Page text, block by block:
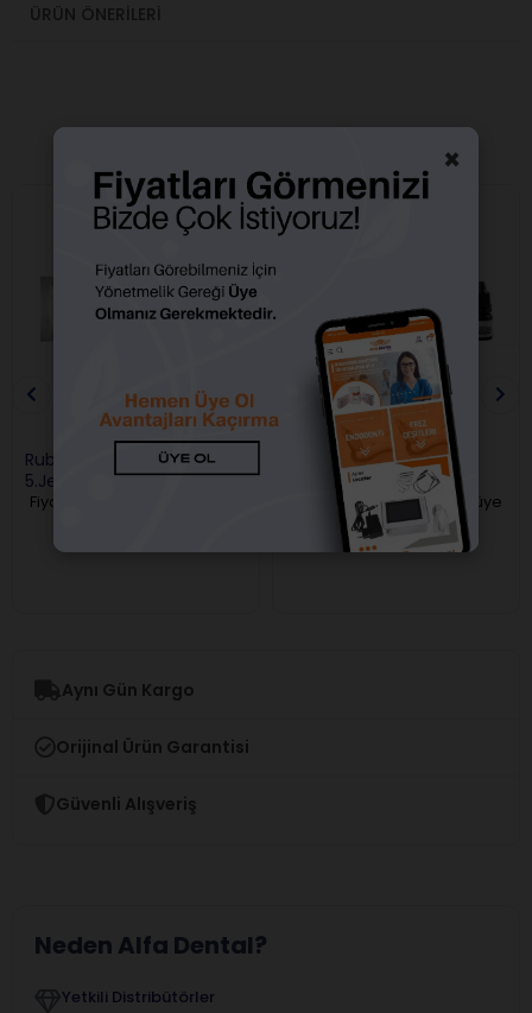
ÜRÜN ÖNERILERI
Ruby Single Bond Asitsiz
5.Jenerasyon
Fiyatları görebilmek için üye
Rubydent Se Bonding
7.jenerasyon
Fiyatları görebilmek için üye
girişi yapmalısınız.
Aynı Gün Kargo
Orijinal Ürün Garantisi
Güvenli Alışveriş
Neden Alfa Dental?
Yetkili Distribütörler
×